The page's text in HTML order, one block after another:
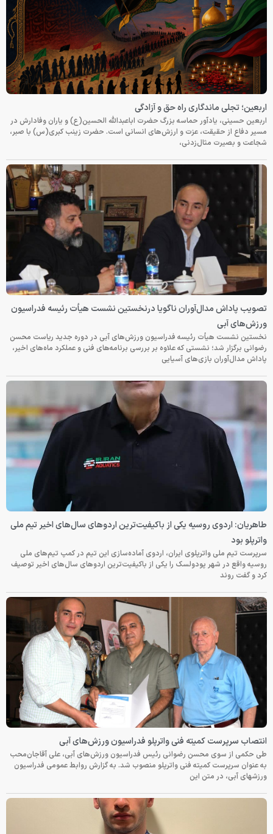
اربعین؛ تجلی ماندگاری راه حق و آزادگی
اربعین حسینی، یادآور حماسه بزرگ حضرت اباعبدالله الحسین(ع) و یاران وفادارش در
مسیر دفاع از حقیقت، عزت و ارزش‌های انسانی است. حضرت زینب کبری(س) با صبر،
شجاعت و بصیرت مثال‌زدنی،
تصویب پاداش مدال‌آوران ناگویا درنخستین نشست هیأت رئیسه فدراسیون
ورزش‌های آبی
نخستین نشست هیأت رئیسه فدراسیون ورزش‌های آبی در دوره جدید ریاست محسن
رضوانی برگزار شد؛ نشستی که علاوه بر بررسی برنامه‌های فنی و عملکرد ماه‌های اخیر،
پاداش مدال‌آوران بازی‌های آسیایی
طاهریان: اردوی روسیه یکی از باکیفیت‌ترین اردوهای سال‌های اخیر تیم ملی
واترپلو بود
سرپرست تیم ملی واترپلوی ایران، اردوی آماده‌سازی این تیم در کمپ تیم‌های ملی
روسیه واقع در شهر پودولسک را یکی از باکیفیت‌ترین اردوهای سال‌های اخیر توصیف
کرد و گفت روند
انتصاب سرپرست کمیته فنی واترپلو فدراسیون ورزش‌های آبی
طی حکمی از سوی محسن رضوانی رئیس فدراسیون ورزش‌های آبی، علی آقاجان‌محب
به عنوان سرپرست کمیته فنی واترپلو منصوب شد. به گزارش روابط عمومی فدراسیون
ورزشهای آبی، در متن این